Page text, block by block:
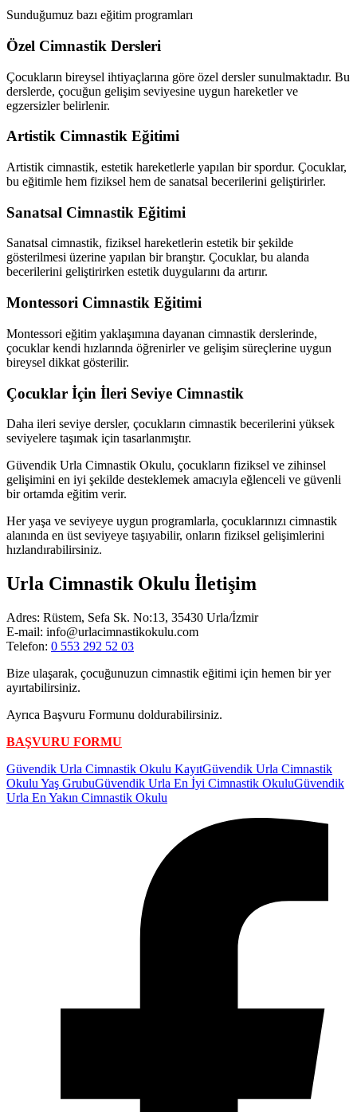
Sunduğumuz bazı eğitim programları
Özel Cimnastik Dersleri
Çocukların bireysel ihtiyaçlarına göre özel dersler sunulmaktadır. Bu
derslerde, çocuğun gelişim seviyesine uygun hareketler ve
egzersizler belirlenir.
Artistik Cimnastik Eğitimi
Artistik cimnastik, estetik hareketlerle yapılan bir spordur. Çocuklar,
bu eğitimle hem fiziksel hem de sanatsal becerilerini geliştirirler.
Sanatsal Cimnastik Eğitimi
Sanatsal cimnastik, fiziksel hareketlerin estetik bir şekilde
gösterilmesi üzerine yapılan bir branştır. Çocuklar, bu alanda
becerilerini geliştirirken estetik duygularını da artırır.
Montessori Cimnastik Eğitimi
Montessori eğitim yaklaşımına dayanan cimnastik derslerinde,
çocuklar kendi hızlarında öğrenirler ve gelişim süreçlerine uygun
bireysel dikkat gösterilir.
Çocuklar İçin İleri Seviye Cimnastik
Daha ileri seviye dersler, çocukların cimnastik becerilerini yüksek
seviyelere taşımak için tasarlanmıştır.
Güvendik Urla Cimnastik Okulu, çocukların fiziksel ve zihinsel
gelişimini en iyi şekilde desteklemek amacıyla eğlenceli ve güvenli
bir ortamda eğitim verir.
Her yaşa ve seviyeye uygun programlarla, çocuklarınızı cimnastik
alanında en üst seviyeye taşıyabilir, onların fiziksel gelişimlerini
hızlandırabilirsiniz.
Urla Cimnastik Okulu İletişim
Adres: Rüstem, Sefa Sk. No:13, 35430 Urla/İzmir
E-mail: info@urlacimnastikokulu.com
Telefon: 0 553 292 52 03
Bize ulaşarak, çocuğunuzun cimnastik eğitimi için hemen bir yer
ayırtabilirsiniz.
Ayrıca Başvuru Formunu doldurabilirsiniz.
BAŞVURU FORMU
Güvendik Urla Cimnastik Okulu KayıtGüvendik Urla Cimnastik
Okulu Yaş GrubuGüvendik Urla En İyi Cimnastik OkuluGüvendik
Urla En Yakın Cimnastik Okulu